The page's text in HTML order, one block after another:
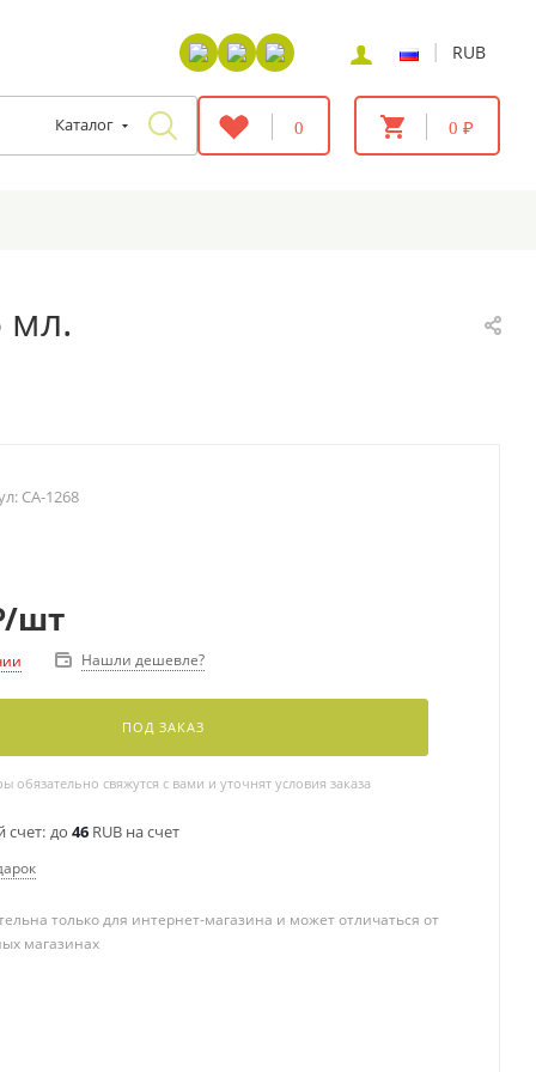
| RUB
Каталог 0 0 ₽
мл.
CA-1268
/шт
Нашли дешевле?
ПОД ЗАКАЗ
свяжутся с вами и уточнят условия заказа
счет: до 46RUB на счет
только для интернет-магазина и может отличаться от
магазинах